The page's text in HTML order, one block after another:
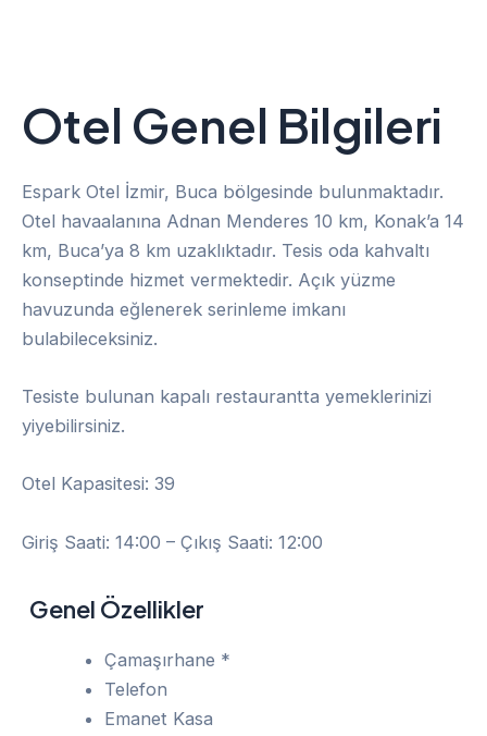
Otel Genel Bilgileri
Espark Otel İzmir, Buca bölgesinde bulunmaktadır.
Otel havaalanına Adnan Menderes 10 km, Konak’a 14
km, Buca’ya 8 km uzaklıktadır. Tesis oda kahvaltı
konseptinde hizmet vermektedir. Açık yüzme
havuzunda eğlenerek serinleme imkanı
bulabileceksiniz.
Tesiste bulunan kapalı restaurantta yemeklerinizi
yiyebilirsiniz.
Otel Kapasitesi: 39
Giriş Saati: 14:00 – Çıkış Saati: 12:00
Genel Özellikler
Çamaşırhane *
Telefon
Emanet Kasa